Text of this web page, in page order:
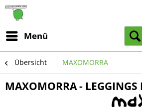
Menü
Übersicht MAXOMORRA
MAXOMORRA - LEGGINGS